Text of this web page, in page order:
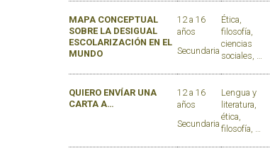
MAPA CONCEPTUAL
SOBRE LA DESIGUAL
ESCOLARIZACIÓN EN EL
MUNDO
12 a 16
años
Secundaria
Ética,
filosofía,
ciencias
sociales, …
QUIERO ENVÍAR UNA
CARTA A…
12 a 16
años
Secundaria
Lengua y
literatura,
ética,
filosofía, …